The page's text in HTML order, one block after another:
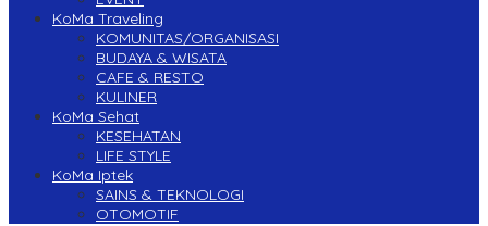
KoMa Traveling
KOMUNITAS/ORGANISASI
BUDAYA & WISATA
CAFE & RESTO
KULINER
KoMa Sehat
KESEHATAN
LIFE STYLE
KoMa Iptek
SAINS & TEKNOLOGI
OTOMOTIF